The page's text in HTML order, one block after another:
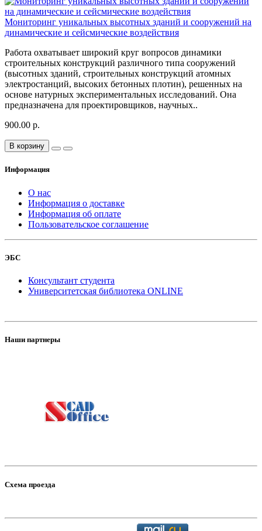
Мониторинг уникальных высотных зданий и сооружений на
динамические и сейсмические воздействия
Работа охватывает широкий круг вопросов динамики
строительных конструкций различного типа сооружений
(высотных зданий, строительных конструкций атомных
электростанций, высоких бетонных плотин), решенных на
основе натурных экспериментальных исследований. Она
предназначена для проектировщиков, научных..
900.00 р.
В корзину
Информация
О нас
Информация о доставке
Информация об оплате
Пользовательское соглашение
ЭБС
Консультант студента
Университетская библиотека ONLINE
Наши партнеры
Схема проезда